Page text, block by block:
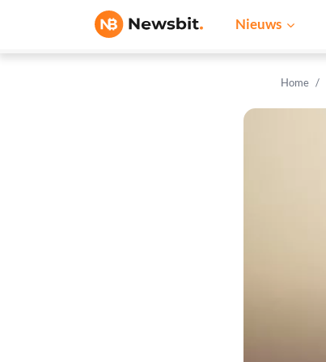
Nieuws
Home